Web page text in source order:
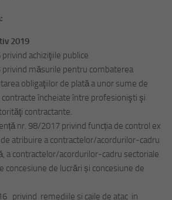
2019
achiziţiile publice
privind măsurile pentru combaterea
obligaţiilor de plată a unor sume de
contracte încheiate între profesionişti şi
contractante.
nr. 98/2017 privind funcția de control ex
atribuire a contractelor/acordurilor-cadru
a contractelor/acordurilor-cadru sectoriale
concesiune de lucrări și concesiune de
privind remediile si caile de atac in